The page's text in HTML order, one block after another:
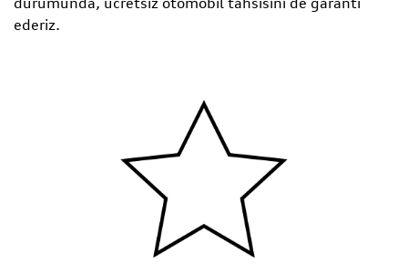
ederiz.